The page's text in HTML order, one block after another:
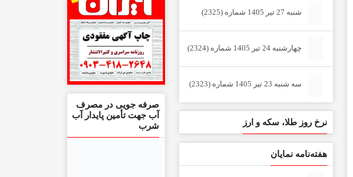
شنبه 27 تیر 1405 شماره (2325)
چهارشنبه 24 تیر 1405 شماره (2324)
سه شنبه 23 تیر 1405 شماره (2323)
نرخ روز طلا، سکه و ارز
هفته‌نامه نمایان
صرفه جویی در مصرف
آب جهت تأمین پایدار آب
شرب